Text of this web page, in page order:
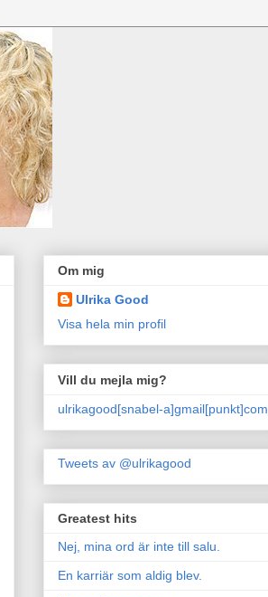
Om mig
Ulrika Good
Visa hela min profil
Vill du mejla mig?
ulrikagood[snabel-a]gmail[punkt]com
Tweets av @ulrikagood
Greatest hits
Nej, mina ord är inte till salu.
En karriär som aldig blev.